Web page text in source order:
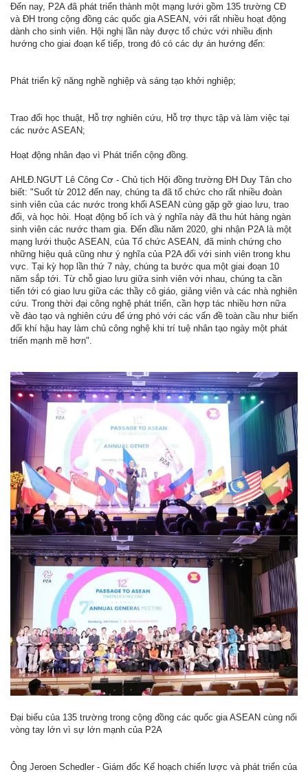
Đến nay, P2A đã phát triển thành một mạng lưới gồm 135 trường CĐ
và ĐH trong cộng đồng các quốc gia ASEAN, với rất nhiều hoạt động
dành cho sinh viên. Hội nghị lần này được tổ chức với nhiều định
hướng cho giai đoạn kế tiếp, trong đó có các dự án hướng đến:
Phát triển kỹ năng nghề nghiệp và sáng tạo khởi nghiệp;
Trao đổi học thuật, Hỗ trợ nghiên cứu, Hỗ trợ thực tập và làm việc tại
các nước ASEAN;
Hoạt động nhân đạo vì Phát triển cộng đồng.
AHLĐ.NGƯT Lê Công Cơ - Chủ tịch Hội đồng trường ĐH Duy Tân cho
biết: "Suốt từ 2012 đến nay, chúng ta đã tổ chức cho rất nhiều đoàn
sinh viên của các nước trong khối ASEAN cùng gặp gỡ giao lưu, trao
đổi, và học hỏi. Hoạt động bổ ích và ý nghĩa này đã thu hút hàng ngàn
sinh viên các nước tham gia. Đến đầu năm 2020, ghi nhận P2A là một
mạng lưới thuộc ASEAN, của Tổ chức ASEAN, đã minh chứng cho
những hiệu quả cũng như ý nghĩa của P2A đối với sinh viên trong khu
vực. Tại kỳ họp lần thứ 7 này, chúng ta bước qua một giai đoạn 10
năm sắp tới. Từ chỗ giao lưu giữa sinh viên với nhau, chúng ta cần
tiến tới có giao lưu giữa các thầy cô giáo, giảng viên và các nhà nghiên
cứu. Trong thời đại công nghệ phát triển, cần hợp tác nhiều hơn nữa
về đào tạo và nghiên cứu để ứng phó với các vấn đề toàn cầu như biến
đổi khí hậu hay làm chủ công nghệ khi trí tuệ nhân tạo ngày một phát
triển mạnh mẽ hơn".
Đại biểu của 135 trường trong cộng đồng các quốc gia ASEAN cùng nối
vòng tay lớn vì sự lớn mạnh của P2A
Ông Jeroen Schedler - Giám đốc Kế hoạch chiến lược và phát triển của